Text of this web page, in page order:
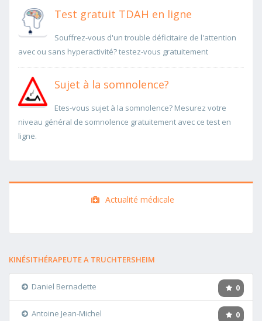
Test gratuit TDAH en ligne
Souffrez-vous d'un trouble déficitaire de l'attention
avec ou sans hyperactivité? testez-vous gratuitement
Sujet à la somnolence?
Etes-vous sujet à la somnolence? Mesurez votre
niveau général de somnolence gratuitement avec ce test en
ligne.
Actualité médicale
KINÉSITHÉRAPEUTE A TRUCHTERSHEIM
0
Daniel Bernadette
0
Antoine Jean-Michel